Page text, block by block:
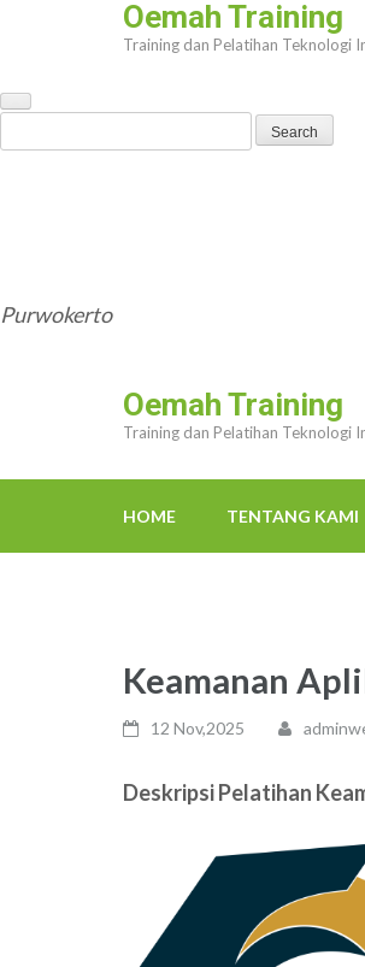
(Press
Enter)
Oemah Training
Training dan Pelatihan Teknologi
Purwokerto
Oemah Training
Training dan Pelatihan Teknologi
HOME TENTANG KAMI
Keamanan
12 Nov,2025
Deskripsi Pelatihan